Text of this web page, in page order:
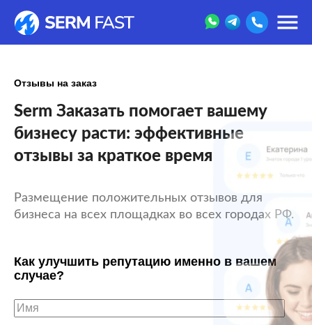
Отзывы на заказ
Serm Заказать помогает вашему
бизнесу расти: эффективные
отзывы за краткое время
Размещение положительных отзывов для
бизнеса на всех площадках во всех городах РФ.
Как улучшить репутацию именно в вашем
случае?